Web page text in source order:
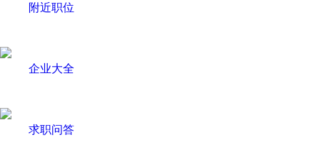
附近职位
企业大全
求职问答